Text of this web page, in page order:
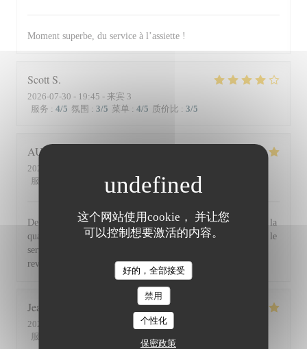
这个网站使用cookie， 并让您
可以控制想要激活的内容。
好的，全部接受
禁用
个性化
保密政策
Moment superbe, du service à l’assiette !
Scott S
2026-07-30 - 19:45 - 来宾 3
服务 : 4/5 氛围 : 3/5 菜单 : 4/5 质价比 : 3/5
AUDE
2026-07-30
服务
/5 菜单 : 5 /5 质价比 : 5 /5
De l'accueil souriant et chaleureux comme à la maison jusqu'à la
qualité et la présentation de l'assiette (poissons) en passant par le
service du vin, nous avons apprécié ce dîner et souhaitons
revenir. Bravo & merci +++
Jean Louis
2026-07-30
服务
/5 质价比